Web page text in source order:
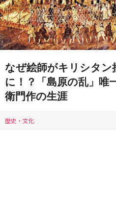
なぜ絵師がキリシタン
に！？「島原の乱」唯
衛門作の生涯
歴史・文化